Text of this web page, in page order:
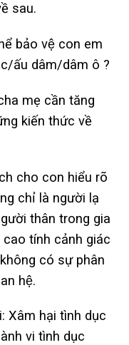
sau.
bảo vệ con em
ấu dâm/dâm ô ?
mẹ cần tăng
kiến thức về
cho con hiểu rõ
chỉ là người lạ
thân trong gia
tính cảnh giác
có sự phân
hệ.
Xâm hại tình dục
vi tình dục